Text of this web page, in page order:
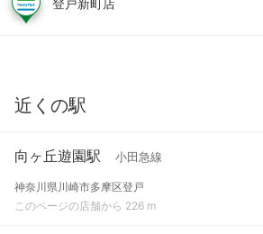
近くの駅
向ヶ丘遊園駅 小田急線
神奈川県川崎市多摩区登戸
このページの店舗から 226 m